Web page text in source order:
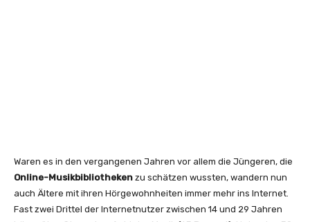
Waren es in den vergangenen Jahren vor allem die Jüngeren, die
Online-Musikbibliotheken zu schätzen wussten, wandern nun
auch Ältere mit ihren Hörgewohnheiten immer mehr ins Internet.
Fast zwei Drittel der Internetnutzer zwischen 14 und 29 Jahren